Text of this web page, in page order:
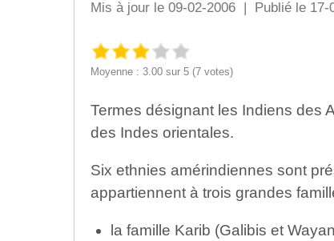
Mis à jour le 09-02-2006 | Publié le 17-
Moyenne : 3.00 sur 5 (7 votes)
Termes désignant les Indiens des
des Indes orientales.
Six ethnies amérindiennes sont
appartiennent à trois grandes
la famille Karib (Galibis et